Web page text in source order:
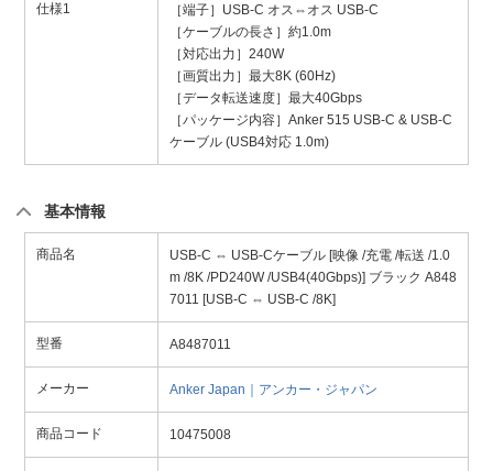
仕様1
［端子］USB-C オス⇔オス USB-C
［ケーブルの長さ］約1.0m
［対応出力］240W
［画質出力］最大8K (60Hz)
［データ転送速度］最大40Gbps
［パッケージ内容］Anker 515 USB-C & USB-C
ケーブル (USB4対応 1.0m)
基本情報
商品名
USB-C ⇔ USB-Cケーブル [映像 /充電 /転送 /1.0
m /8K /PD240W /USB4(40Gbps)] ブラック A848
7011 [USB-C ⇔ USB-C /8K]
型番 A8487011
メーカー Anker Japan｜アンカー・ジャパン
商品コード 10475008